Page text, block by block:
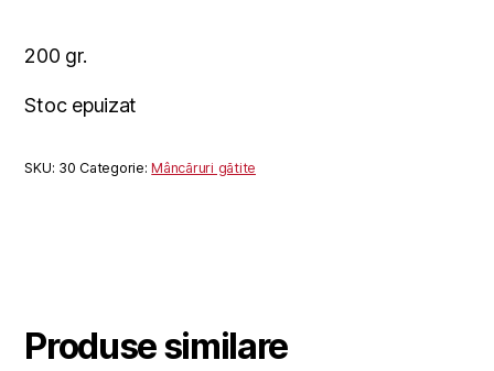
200 gr.
Stoc epuizat
SKU: 30 Categorie:Mâncăruri gătite
Produse similare